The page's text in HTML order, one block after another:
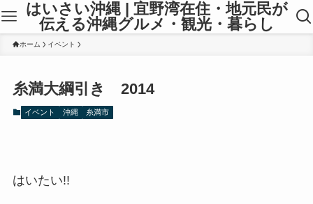
はいさい沖縄 | 宜野湾在住・地元民が
伝える沖縄グルメ・観光・暮らし
ホーム イベント
糸満大綱引き 2014
イベント 沖縄 糸満市
はいたい!!